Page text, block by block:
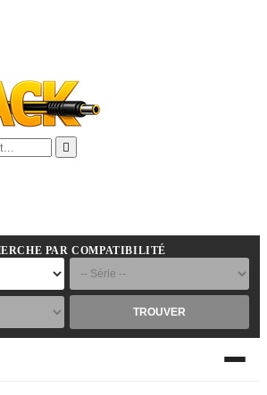

PAR COMPATIBILITÉ
TROUVER